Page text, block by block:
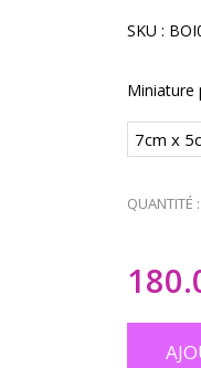
SKU :
Miniature
QUANTITÉ :